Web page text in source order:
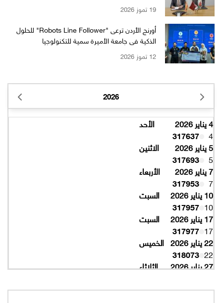
19 تموز 2026
أورنج الأردن ترعى "Robots Line Follower" للحلول
الذكية في جامعة الأميرة سمية للتكنولوجيا
12 تموز 2026
2026
4 يناير 2026
الأحد
4
317637
5 يناير 2026
الاثنين
5
317693
7 يناير 2026
الأربعاء
7
317953
10 يناير 2026
السبت
10
317957
17 يناير 2026
السبت
17
317977
22 يناير 2026
الخميس
22
318073
27 يناير 2026
الثلاثاء
10 فبراير 2026
الثلاثاء